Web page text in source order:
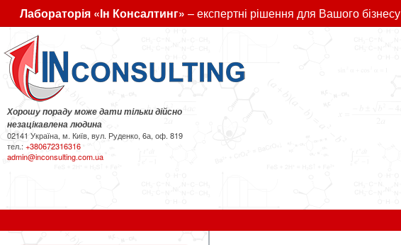
Лабораторія «Ін Консалтинг» – експертні рішення для Вашого бізнесу
Хорошу пораду може дати тільки дійсно
незацікавлена людина
02141 Україна, м. Київ, вул. Руденко, 6а, оф. 819
тел.:+380672316316
admin@inconsulting.com.ua